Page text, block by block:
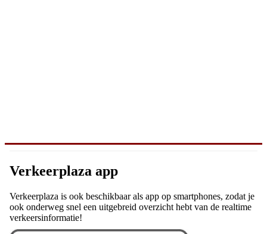
Verkeerplaza app
Verkeerplaza is ook beschikbaar als app op smartphones, zodat je
ook onderweg snel een uitgebreid overzicht hebt van de realtime
verkeersinformatie!